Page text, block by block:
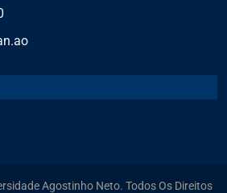
Agostinho Neto. Todos Os Direitos